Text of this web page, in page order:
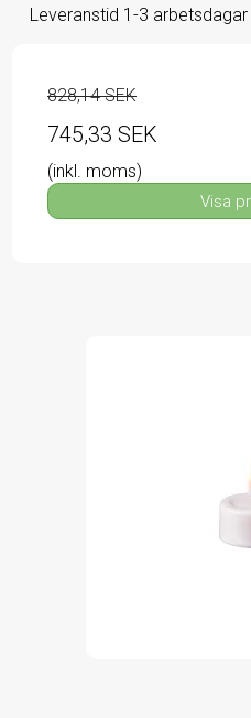
Leveranstid 1-3 arbetsdagar
828,14 SEK
745,33 SEK
(inkl. moms)
Visa